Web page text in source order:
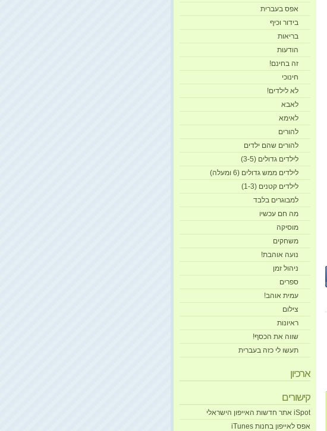
אפס בעברית
בידור וכיף
בריאות
הודעות
זה בחינם!
חינוכי
לא לילדים!
לאבא
לאימא
להורים
להורים שהם ילדים
לילדים גדולים (3-5)
לילדים ממש גדולים (6 ומעלה)
לילדים קטנים (1-3)
למבוגרים בלבד
מה חם עכשיו
מוסיקה
משחקים
נועה אוהבת!
ניהול זמן
ספרים
עמית אוהב!
צילום
ראיונות
שווה את הכסף!
תעשו לי כזה בעברית
ארכיון
קישורים
iSpot אתר חדשות האייפון הישראלי
אפס לאייפון בחנות iTunes